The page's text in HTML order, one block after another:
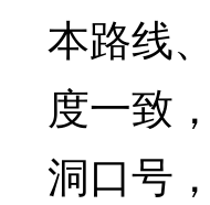
本路线
度一致
洞口号